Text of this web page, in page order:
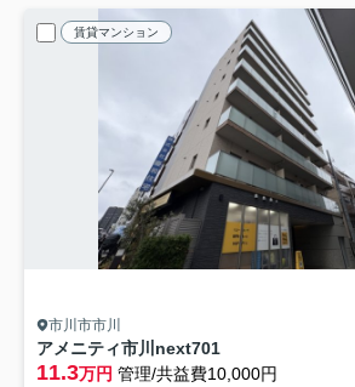
賃貸マンション
市川市市川
アメニティ市川next701
11.3万円 管理/共益費10,000円